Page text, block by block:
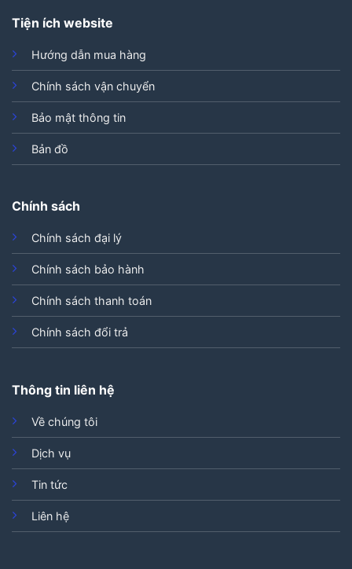
Tiện ích website
Hướng dẫn mua hàng
Chính sách vận chuyển
Bảo mật thông tin
Bản đồ
Chính sách
Chính sách đại lý
Chính sách bảo hành
Chính sách thanh toán
Chính sách đổi trả
Thông tin liên hệ
Về chúng tôi
Dịch vụ
Tin tức
Liên hệ